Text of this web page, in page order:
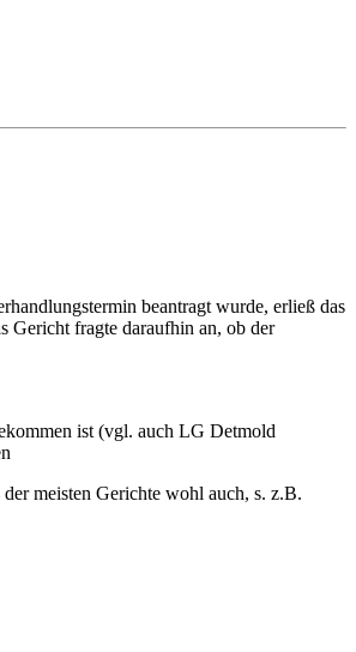
beantragt wurde, erließ das
Gericht fragte daraufhin an, ob der
ist (vgl. auch LG Detmold
meisten Gerichte wohl auch, s. z.B.